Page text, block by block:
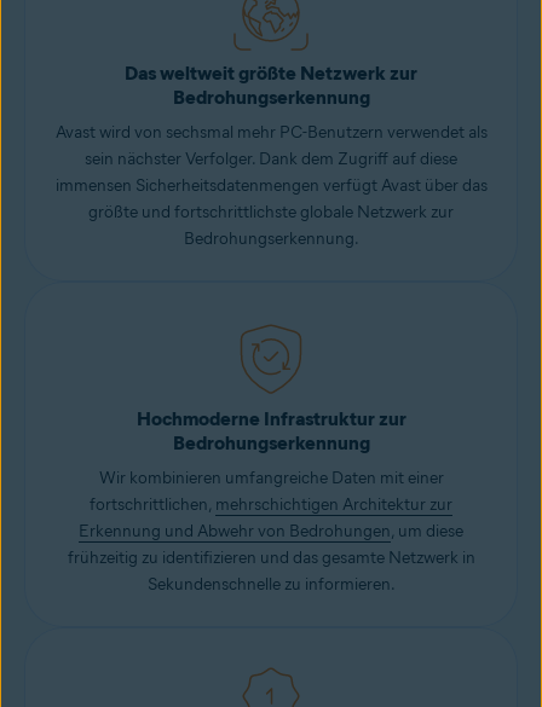
Das weltweit größte Netzwerk zur
Bedrohungserkennung
Avast wird von sechsmal mehr PC-Benutzern verwendet als
sein nächster Verfolger. Dank dem Zugriff auf diese
immensen Sicherheitsdatenmengen verfügt Avast über das
größte und fortschrittlichste globale Netzwerk zur
Bedrohungserkennung.
Hochmoderne Infrastruktur zur
Bedrohungserkennung
Wir kombinieren umfangreiche Daten mit einer
fortschrittlichen, mehrschichtigen Architektur zur
Erkennung und Abwehr von Bedrohungen, um diese
frühzeitig zu identifizieren und das gesamte Netzwerk in
Sekundenschnelle zu informieren.